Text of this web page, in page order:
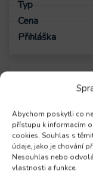
Abychom poskytli co
přístupu k informacím
cookies. Souhlas s
údaje, jako je chování
Nesouhlas nebo
vlastnosti a funkce.
Angličtina - C1
C1 - velmi
SAC103326